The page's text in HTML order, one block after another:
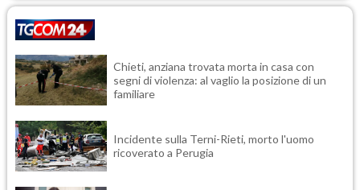
Chieti, anziana trovata morta in casa con
segni di violenza: al vaglio la posizione di un
familiare
Incidente sulla Terni-Rieti, morto l'uomo
ricoverato a Perugia